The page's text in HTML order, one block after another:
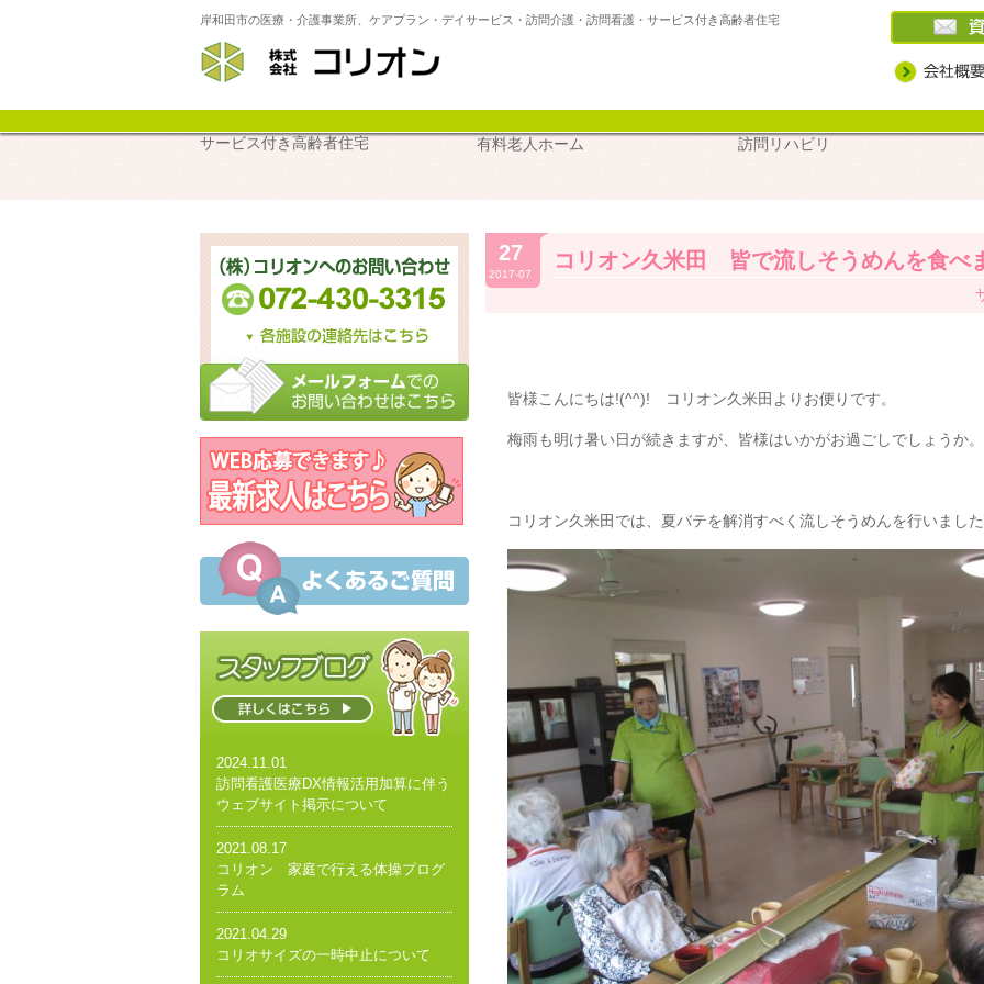
岸和田市の医療・介護事業所、ケアプラン・デイサービス・訪問介護・訪問看護・サービス付き高齢者住宅
サービス付き高齢者住宅
有料老人ホーム
訪問リハビリ
27
2017-07
コリオン久米田 皆で流しそうめんを食べ
皆様こんにちは!(^^)! コリオン久米田よりお便りです。
梅雨も明け暑い日が続きますが、皆様はいかがお過ごしでしょうか。
コリオン久米田では、夏バテを解消すべく流しそうめんを行いまし
2024.11.01
訪問看護医療DX情報活用加算に伴う
ウェブサイト掲示について
2021.08.17
コリオン 家庭で行える体操プログ
ラム
2021.04.29
コリオサイズの一時中止について